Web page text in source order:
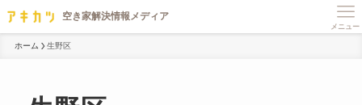
メニュー
ホーム 生野区